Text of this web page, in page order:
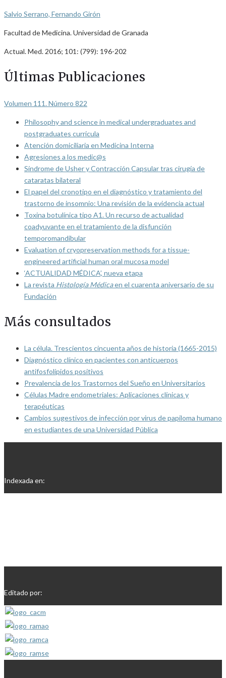
Salvio Serrano, Fernando Girón
Facultad de Medicina. Universidad de Granada
Actual. Med. 2016; 101: (799): 196-202
Últimas Publicaciones
Volumen 111. Número 822
Philosophy and science in medical undergraduates and
postgraduates curricula
Atención domiciliaria en Medicina Interna
Agresiones a los medic@s
Síndrome de Usher y Contracción Capsular tras cirugía de
cataratas bilateral
El papel del cronotipo en el diagnóstico y tratamiento del
trastorno de insomnio: Una revisión de la evidencia actual
Toxina botulínica tipo A1. Un recurso de actualidad
coadyuvante en el tratamiento de la disfunción
temporomandibular
Evaluation of cryopreservation methods for a tissue-
engineered artificial human oral mucosa model
‘ACTUALIDAD MÉDICA’, nueva etapa
La revista Histología Médicaen el cuarenta aniversario de su
Fundación
Más consultados
La célula. Trescientos cincuenta años de historia (1665-2015)
Diagnóstico clínico en pacientes con anticuerpos
antifosfolípidos positivos
Prevalencia de los Trastornos del Sueño en Universitarios
Células Madre endometriales: Aplicaciones clínicas y
terapéuticas
Cambios sugestivos de infección por virus de papiloma humano
en estudiantes de una Universidad Pública
Indexada en:
Editado por: